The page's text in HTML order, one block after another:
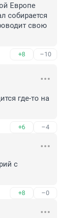
Европе
собирается
свою
+8 –10
где-то на
+6 –4
с
+8 –0